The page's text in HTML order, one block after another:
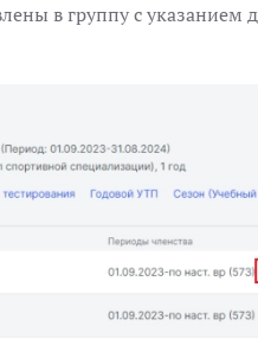
в группу с